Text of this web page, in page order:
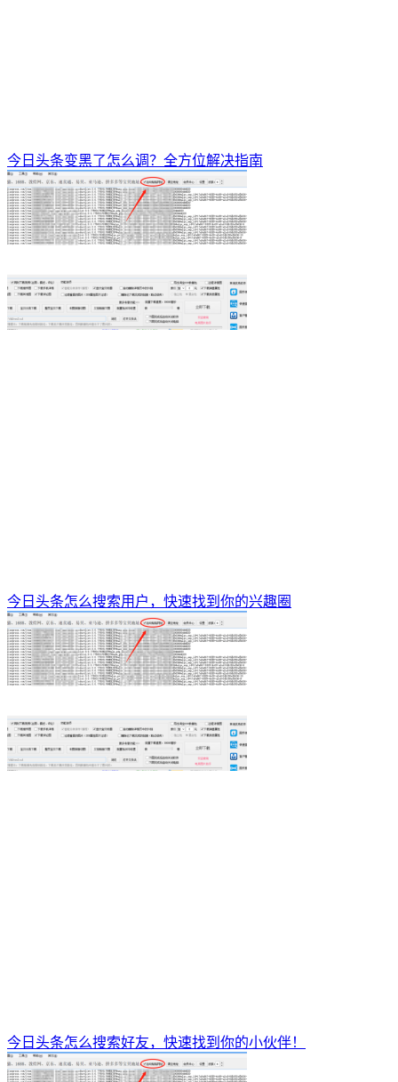
今日头条变黑了怎么调？全方位解决指南
今日头条怎么搜索用户，快速找到你的兴趣圈
今日头条怎么搜索好友，快速找到你的小伙伴！